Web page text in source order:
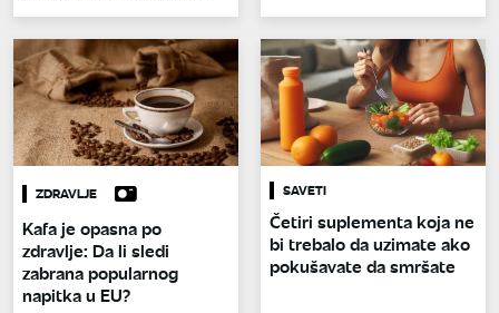
ZDRAVLJE
Kafa je opasna po
zdravlje: Da li sledi
zabrana popularnog
napitka u EU?
SAVETI
Četiri suplementa koja ne
bi trebalo da uzimate ako
pokušavate da smršate